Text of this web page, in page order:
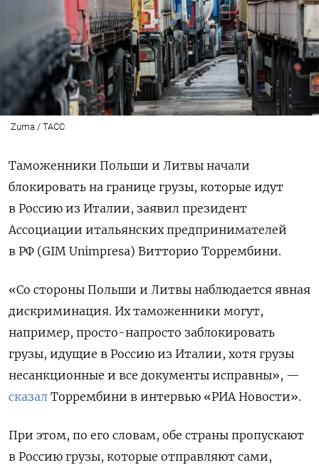
Zuma / ТАСС
Таможенники Польши и Литвы начали
блокировать на границе грузы, которые идут
в Россию из Италии, заявил президент
Ассоциации итальянских предпринимателей
в РФ (GIM Unimpresa) Витторио Торрембини.
«Со стороны Польши и Литвы наблюдается явная
дискриминация. Их таможенники могут,
например, просто-напросто заблокировать
грузы, идущие в Россию из Италии, хотя грузы
несанкционные и все документы исправны», —
сказал Торрембини в интервью «РИА Новости».
При этом, по его словам, обе страны пропускают
в Россию грузы, которые отправляют сами,